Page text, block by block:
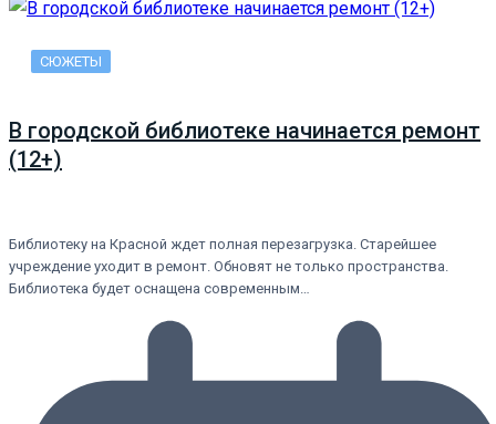
СЮЖЕТЫ
В городской библиотеке начинается ремонт
(12+)
Библиотеку на Красной ждет полная перезагрузка. Старейшее
учреждение уходит в ремонт. Обновят не только пространства.
Библиотека будет оснащена современным…